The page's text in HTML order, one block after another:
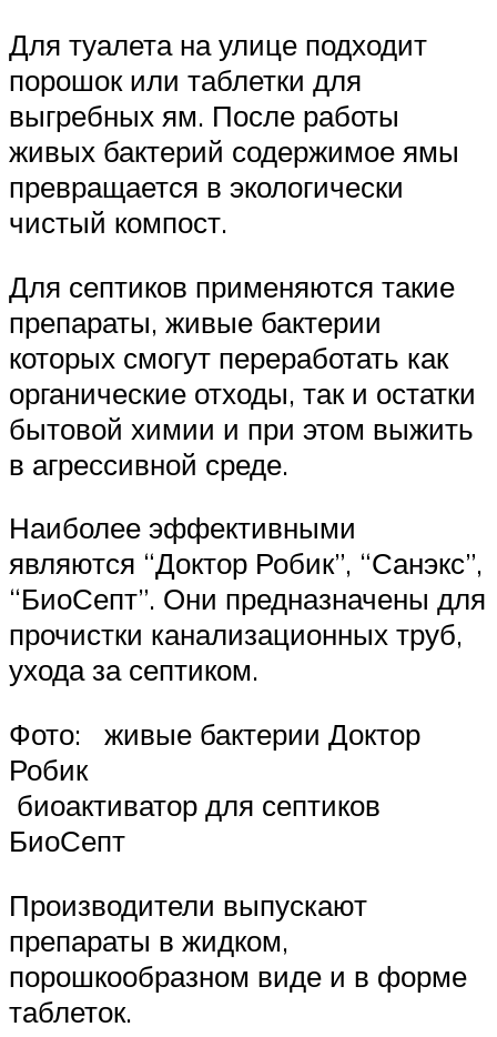
Для туалета на улице подходит
порошок или таблетки для
выгребных ям. После работы
живых бактерий содержимое ямы
превращается в экологически
чистый компост.
Для септиков применяются такие
препараты, живые бактерии
которых смогут переработать как
органические отходы, так и остатки
бытовой химии и при этом выжить
в агрессивной среде.
Наиболее эффективными
являются “Доктор Робик”, “Санэкс”,
“БиоСепт”. Они предназначены для
прочистки канализационных труб,
ухода за септиком.
Фото: живые бактерии Доктор
Робик
биоактиватор для септиков
БиоСепт
Производители выпускают
препараты в жидком,
порошкообразном виде и в форме
таблеток.